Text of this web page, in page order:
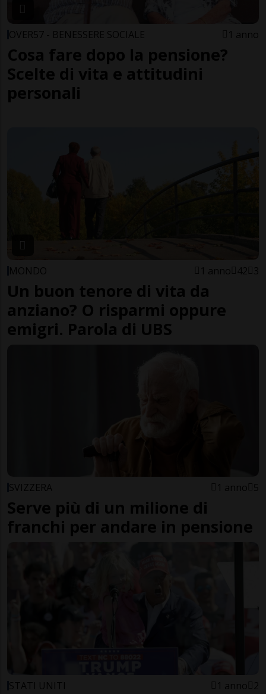
OVER57 - BENESSERE SOCIALE 1 anno
Cosa fare dopo la pensione?
Scelte di vita e attitudini
personali
MONDO 1 anno 42 3
Un buon tenore di vita da
anziano? O risparmi oppure
emigri. Parola di UBS
SVIZZERA 1 anno 5
Serve più di un milione di
franchi per andare in pensione
STATI UNITI 1 anno 2